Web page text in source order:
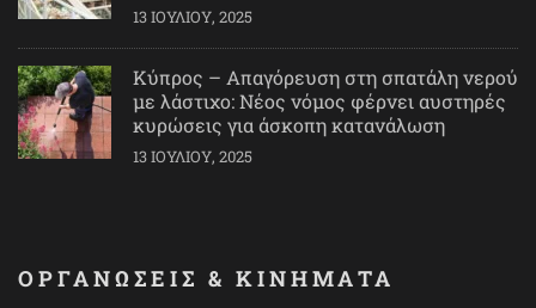
13 ΙΟΥΛΊΟΥ, 2025
Κύπρος – Απαγόρευση στη σπατάλη νερού
με λάστιχο: Νέος νόμος φέρνει αυστηρές
κυρώσεις για άσκοπη κατανάλωση
13 ΙΟΥΛΊΟΥ, 2025
ΟΡΓΑΝΩΣΕΙΣ & ΚΙΝΗΜΑΤΑ